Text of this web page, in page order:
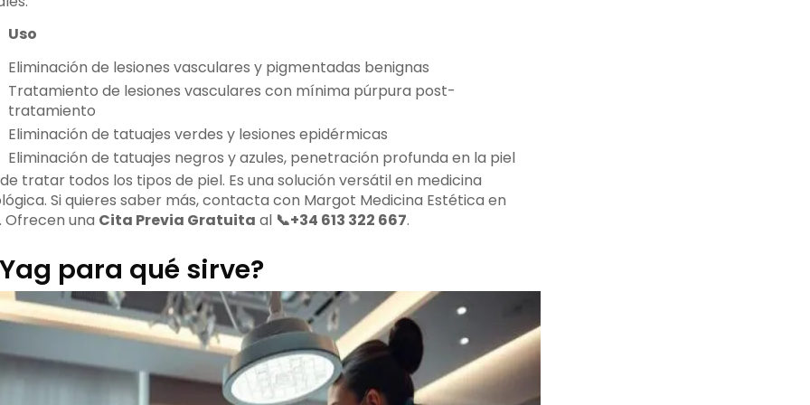
Uso
Eliminación de lesiones vasculares y pigmentadas benignas
Tratamiento de lesiones vasculares con mínima púrpura post-
tratamiento
Eliminación de tatuajes verdes y lesiones epidérmicas
Eliminación de tatuajes negros y azules, penetración profunda en la piel
tratar todos los tipos de piel. Es una solución versátil en medicina
Si quieres saber más, contacta con Margot Medicina Estética en
Ofrecen una Cita Previa Gratuita al 📞+34 613 322 667.
para qué sirve?